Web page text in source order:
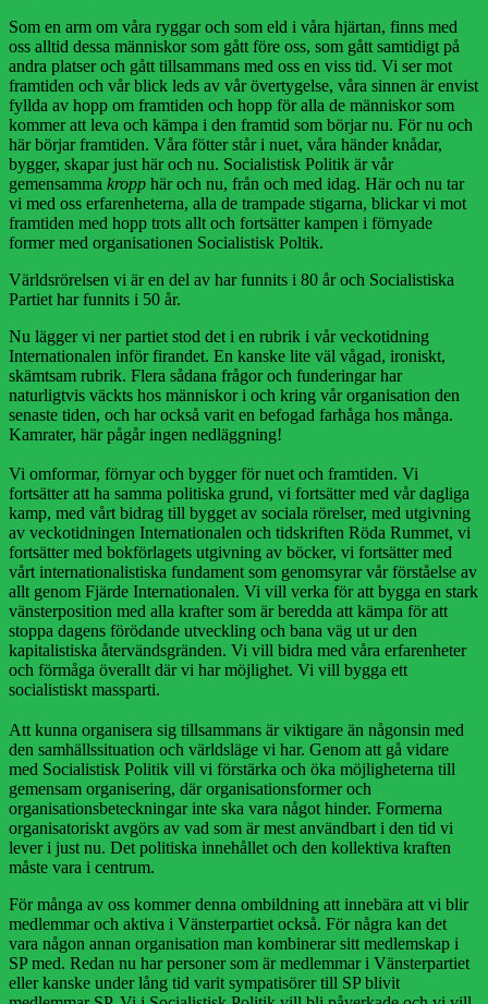
Som en arm om våra ryggar och som eld i våra hjärtan, finns med
oss alltid dessa människor som gått före oss, som gått samtidigt på
andra platser och gått tillsammans med oss en viss tid. Vi ser mot
framtiden och vår blick leds av vår övertygelse, våra sinnen är envist
fyllda av hopp om framtiden och hopp för alla de människor som
kommer att leva och kämpa i den framtid som börjar nu. För nu och
här börjar framtiden. Våra fötter står i nuet, våra händer knådar,
bygger, skapar just här och nu. Socialistisk Politik är vår
gemensamma kropp här och nu, från och med idag. Här och nu tar
vi med oss erfarenheterna, alla de trampade stigarna, blickar vi mot
framtiden med hopp trots allt och fortsätter kampen i förnyade
former med organisationen Socialistisk Poltik.
Världsrörelsen vi är en del av har funnits i 80 år och Socialistiska
Partiet har funnits i 50 år.
Nu lägger vi ner partiet stod det i en rubrik i vår veckotidning
Internationalen inför firandet. En kanske lite väl vågad, ironiskt,
skämtsam rubrik. Flera sådana frågor och funderingar har
naturligtvis väckts hos människor i och kring vår organisation den
senaste tiden, och har också varit en befogad farhåga hos många.
Kamrater, här pågår ingen nedläggning!
Vi omformar, förnyar och bygger för nuet och framtiden. Vi
fortsätter att ha samma politiska grund, vi fortsätter med vår dagliga
kamp, med vårt bidrag till bygget av sociala rörelser, med utgivning
av veckotidningen Internationalen och tidskriften Röda Rummet, vi
fortsätter med bokförlagets utgivning av böcker, vi fortsätter med
vårt internationalistiska fundament som genomsyrar vår förståelse av
allt genom Fjärde Internationalen. Vi vill verka för att bygga en stark
vänsterposition med alla krafter som är beredda att kämpa för att
stoppa dagens förödande utveckling och bana väg ut ur den
kapitalistiska återvändsgränden. Vi vill bidra med våra erfarenheter
och förmåga överallt där vi har möjlighet. Vi vill bygga ett
socialistiskt massparti.
Att kunna organisera sig tillsammans är viktigare än någonsin med
den samhällssituation och världsläge vi har. Genom att gå vidare
med Socialistisk Politik vill vi förstärka och öka möjligheterna till
gemensam organisering, där organisationsformer och
organisationsbeteckningar inte ska vara något hinder. Formerna
organisatoriskt avgörs av vad som är mest användbart i den tid vi
lever i just nu. Det politiska innehållet och den kollektiva kraften
måste vara i centrum.
För många av oss kommer denna ombildning att innebära att vi blir
medlemmar och aktiva i Vänsterpartiet också. För några kan det
vara någon annan organisation man kombinerar sitt medlemskap i
SP med. Redan nu har personer som är medlemmar i Vänsterpartiet
eller kanske under lång tid varit sympatisörer till SP blivit